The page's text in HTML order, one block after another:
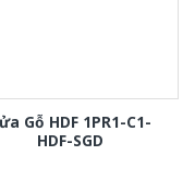
Gỗ HDF 1PR1-C1-
HDF-SGD